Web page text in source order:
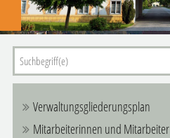
Verwaltungsgliederungsplan
Mitarbeiterinnen und Mitarbeiter